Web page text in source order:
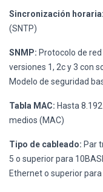
Sincronización horaria:
(SNTP)
SNMP: Protocolo de
versiones 1, 2c y 3 con
Modelo de seguridad
Tabla MAC: Hasta
medios (MAC)
Tipo de cableado: Par
5 o superior para
Ethernet o superior